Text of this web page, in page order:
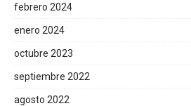
febrero 2024
enero 2024
octubre 2023
septiembre 2022
agosto 2022